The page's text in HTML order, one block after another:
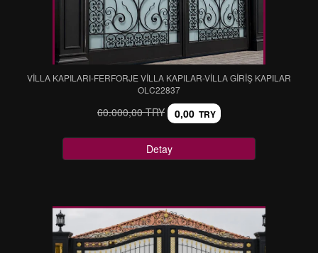
VİLLA KAPILARI-FERFORJE VİLLA KAPILAR-VİLLA GİRİŞ KAPILAR
OLC22837
60.000,00 TRY 0,00 TRY
Detay